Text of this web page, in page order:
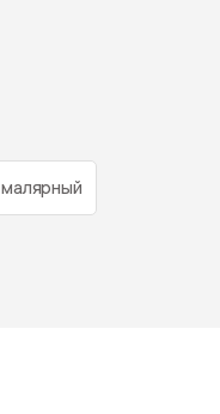
малярный